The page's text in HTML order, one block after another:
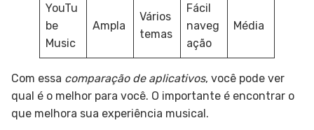
YouTu
be
Music
Ampla
Vários
temas
Fácil
naveg
ação
Média
Com essa comparação de aplicativos, você pode ver
qual é o melhor para você. O importante é encontrar o
que melhora sua experiência musical.